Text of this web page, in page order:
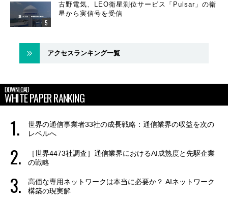
古野電気、LEO衛星測位サービス「Pulsar」の衛
星から実信号を受信
アクセスランキング一覧
DOWNLOAD
WHITE PAPER RANKING
世界の通信事業者33社の成長戦略：通信業界の収益を次の
レベルへ
［世界4473社調査］通信業界におけるAI成熟度と先駆企業
の戦略
高価な専用ネットワークは本当に必要か？ AIネットワーク
構築の現実解